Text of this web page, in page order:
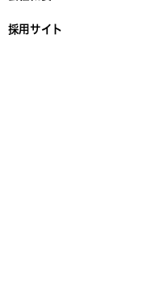
採用サイト